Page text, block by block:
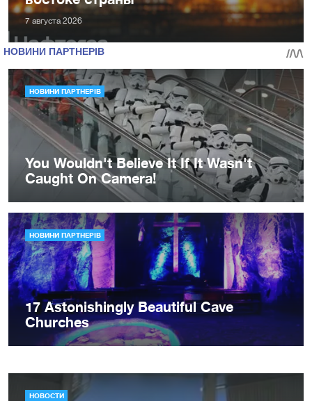
7 августа 2026
НОВОСТИ